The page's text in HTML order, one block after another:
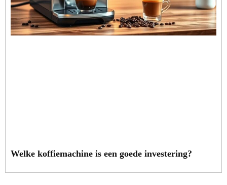
Welke koffiemachine is een goede investering?